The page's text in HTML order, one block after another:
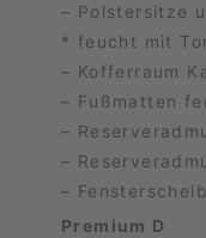
– Polstersitze
* feucht mit
– Kofferraum
– Fußmatten
–
–
–
Premium D